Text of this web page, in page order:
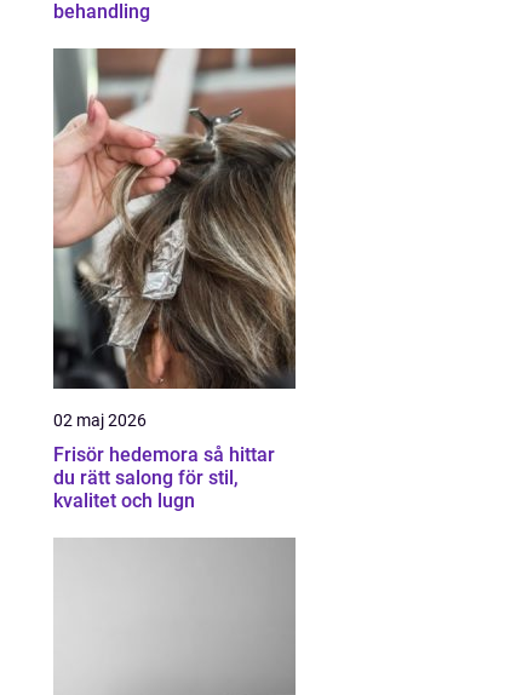
behandling
02 maj 2026
Frisör hedemora så hittar
du rätt salong för stil,
kvalitet och lugn